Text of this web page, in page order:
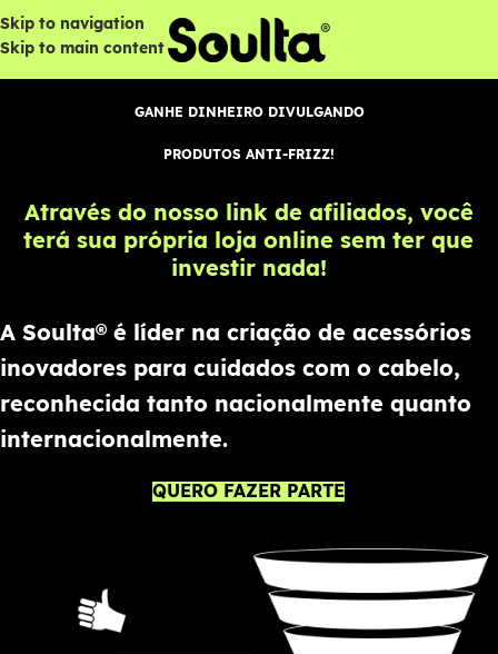
Skip to navigation
Skip to main content
GANHE DINHEIRO DIVULGANDO
PRODUTOS ANTI-FRIZZ!
Através do nosso link de afiliados, você
terá sua própria loja online sem ter que
investir nada!
A Soulta® é líder na criação de acessórios
inovadores para cuidados com o cabelo,
reconhecida tanto nacionalmente quanto
internacionalmente.
QUERO FAZER PARTE